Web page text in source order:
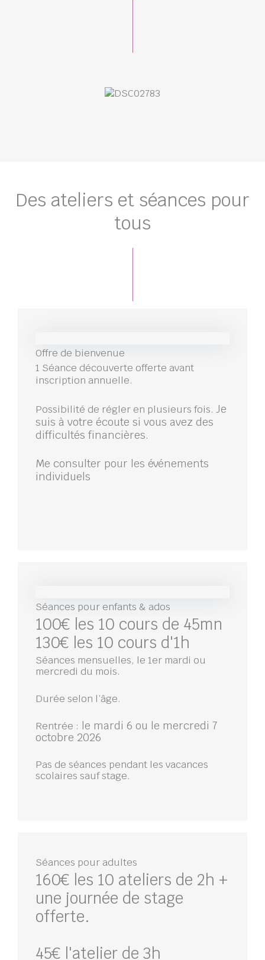
Des ateliers et séances pour
tous
Offre de bienvenue
1 Séance découverte offerte avant
inscription annuelle.
Possibilité de régler en plusieurs fois. Je
suis à votre écoute si vous avez des
difficultés financières.
Me consulter pour les événements
individuels
Séances pour enfants & ados
100€ les 10 cours de 45mn
130€ les 10 cours d'1h
Séances mensuelles, le 1er mardi ou
mercredi du mois.
Durée selon l’âge.
Rentrée : le mardi 6 ou le mercredi 7
octobre 2026
Pas de séances pendant les vacances
scolaires sauf stage.
Séances pour adultes
160€ les 10 ateliers de 2h +
une journée de stage
offerte.
45€ l'atelier de 3h